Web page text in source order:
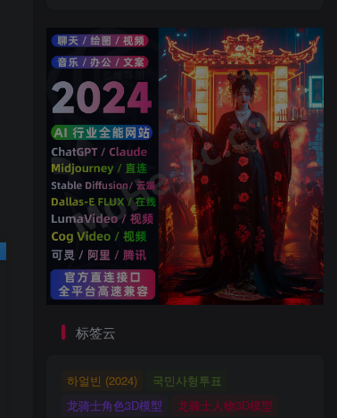
标签云
하얼빈 (2024)
국민사형투표
龙骑士角色3D模型
龙骑士人物3D模型